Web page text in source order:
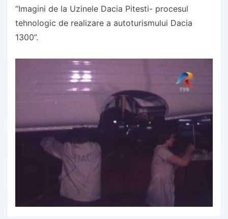
“Imagini de la Uzinele Dacia Pitesti- procesul
tehnologic de realizare a autoturismului Dacia
1300”.